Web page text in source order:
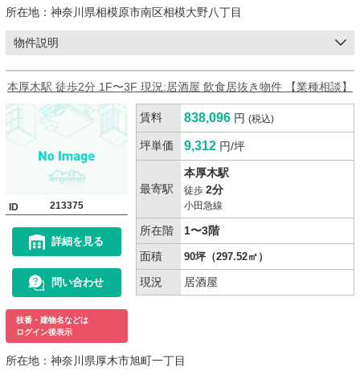
所在地： 神奈川県相模原市南区相模大野八丁目
物件説明
本厚木駅 徒歩2分 1F〜3F 現況:居酒屋 飲食居抜き物件 【業種相談】
ID 213375
詳細を見る
問い合わせ
枝番・建物名などは
ログイン後表示
賃料 838,096 円 (税込)
坪単価 9,312 円/坪
最寄駅
本厚木駅
徒歩 2分
小田急線
所在階
1〜3階
面積
90坪（297.52㎡）
現況 居酒屋
所在地： 神奈川県厚木市旭町一丁目